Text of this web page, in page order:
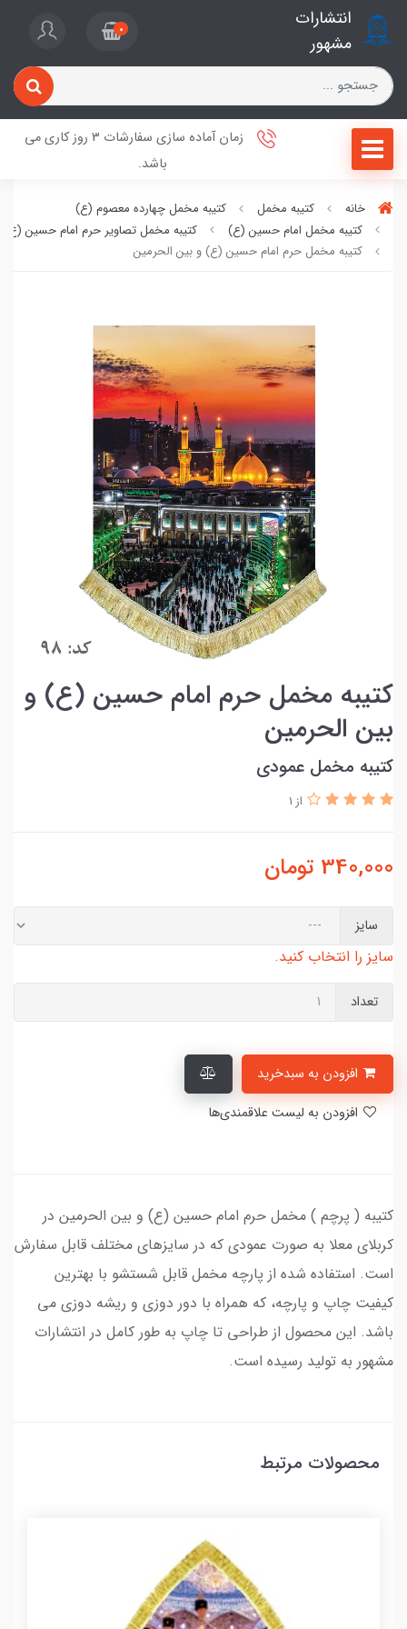
انتشارات
مشهور
0
زمان آماده سازی سفارشات 3 روز کاری می
باشد.
خانه کتیبه مخمل
کتیبه مخمل چهارده معصوم (ع)
کتیبه مخمل امام حسین (ع)
کتیبه مخمل تصاویر حرم امام حسین (ع)
کتیبه مخمل حرم امام حسین (ع) و بین الحرمین
کتیبه مخمل حرم امام حسین (ع) و
بین الحرمین
کتیبه مخمل عمودی
از 1
340,000 تومان
سایز
سایز را انتخاب کنید.
تعداد
کتیبه ( پرچم ) مخمل حرم امام حسین (ع) و بین الحرمین در
کربلای معلا به صورت عمودی که در سایزهای مختلف قابل سفارش
است. استفاده شده از پارچه مخمل قابل شستشو با بهترین
کیفیت چاپ و پارچه، که همراه با دور دوزی و ریشه دوزی می
باشد. این محصول از طراحی تا چاپ به طور کامل در انتشارات
مشهور به تولید رسیده است.
محصولات مرتبط